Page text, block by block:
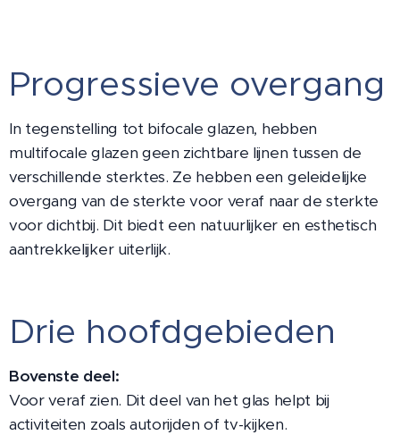
Progressieve overgang
In tegenstelling tot bifocale glazen, hebben
multifocale glazen geen zichtbare lijnen tussen de
verschillende sterktes. Ze hebben een geleidelijke
overgang van de sterkte voor veraf naar de sterkte
voor dichtbij. Dit biedt een natuurlijker en esthetisch
aantrekkelijker uiterlijk.
Drie hoofdgebieden
Bovenste deel:
Voor veraf zien. Dit deel van het glas helpt bij
activiteiten zoals autorijden of tv-kijken.